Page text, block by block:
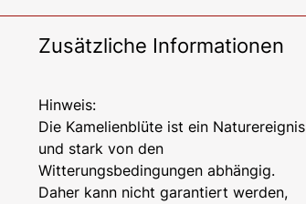
Zusätzliche Informationen
Hinweis:
Die Kamelienblüte ist ein Naturereignis
und stark von den
Witterungsbedingungen abhängig.
Daher kann nicht garantiert werden,